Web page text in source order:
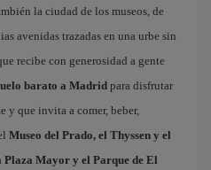
la ciudad de los museos, de
avenidas trazadas en una urbe sin
recibe con generosidad a gente
barato a Madrid para disfrutar
y que invita a comer, beber,
Museo del Prado, el Thyssen y el
Plaza Mayor y el Parque de El